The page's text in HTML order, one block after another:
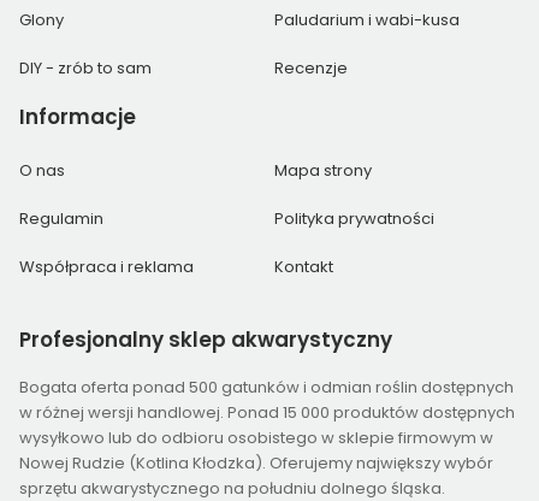
Glony Paludarium i wabi-kusa
DIY - zrób to sam Recenzje
Informacje
O nas Mapa strony
Regulamin Polityka prywatności
Współpraca i reklama Kontakt
Profesjonalny sklep akwarystyczny
Bogata oferta ponad 500 gatunków i odmian roślin dostępnych
w różnej wersji handlowej. Ponad 15 000 produktów dostępnych
wysyłkowo lub do odbioru osobistego w sklepie firmowym w
Nowej Rudzie (Kotlina Kłodzka). Oferujemy największy wybór
sprzętu akwarystycznego na południu dolnego śląska.